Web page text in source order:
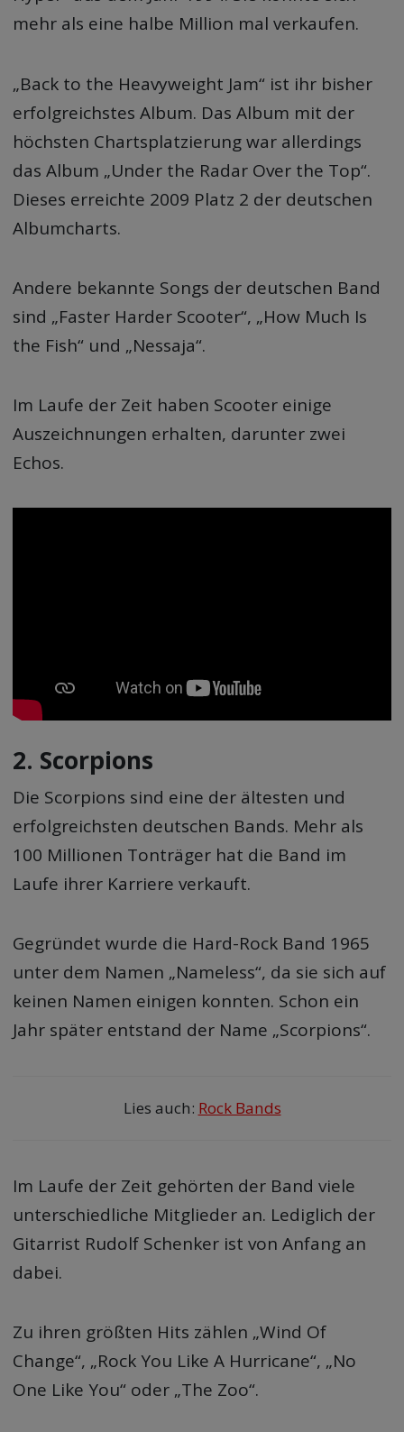
mehr als eine halbe Million mal verkaufen.
„Back to the Heavyweight Jam“ ist ihr bisher
erfolgreichstes Album. Das Album mit der
höchsten Chartsplatzierung war allerdings
das Album „Under the Radar Over the Top“.
Dieses erreichte 2009 Platz 2 der deutschen
Albumcharts.
Andere bekannte Songs der deutschen Band
sind „Faster Harder Scooter“, „How Much Is
the Fish“ und „Nessaja“.
Im Laufe der Zeit haben Scooter einige
Auszeichnungen erhalten, darunter zwei
Echos.
2. Scorpions
Die Scorpions sind eine der ältesten und
erfolgreichsten deutschen Bands. Mehr als
100 Millionen Tonträger hat die Band im
Laufe ihrer Karriere verkauft.
Gegründet wurde die Hard-Rock Band 1965
unter dem Namen „Nameless“, da sie sich auf
keinen Namen einigen konnten. Schon ein
Jahr später entstand der Name „Scorpions“.
Lies auch: Rock Bands
Im Laufe der Zeit gehörten der Band viele
unterschiedliche Mitglieder an. Lediglich der
Gitarrist Rudolf Schenker ist von Anfang an
dabei.
Zu ihren größten Hits zählen „Wind Of
Change“, „Rock You Like A Hurricane“, „No
One Like You“ oder „The Zoo“.